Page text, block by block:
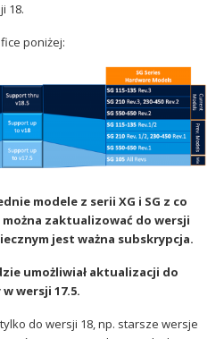
18.
poniżej:
modele z serii XG i SG z co
można zaktualizować do wersji
jest ważna subskrypcja.
umożliwiał aktualizacji do
wersji 17.5.
do wersji 18, np. starsze wersje